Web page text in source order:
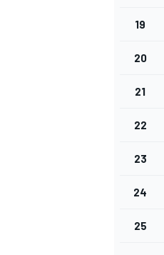
19
20
21
22
23
24
25